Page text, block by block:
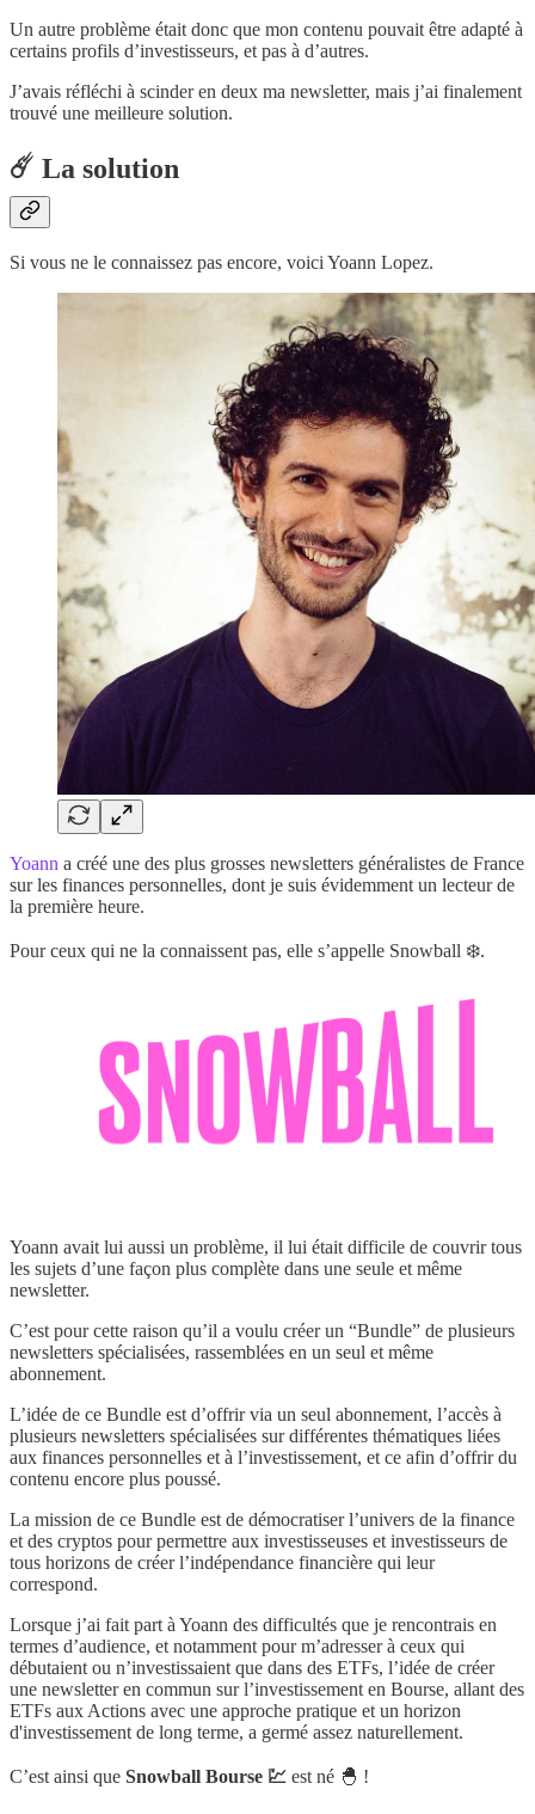
Un autre problème était donc que mon contenu pouvait être adapté à
certains profils d’investisseurs, et pas à d’autres.
J’avais réfléchi à scinder en deux ma newsletter, mais j’ai finalement
trouvé une meilleure solution.
☄️ La solution
Si vous ne le connaissez pas encore, voici Yoann Lopez.
Yoann a créé une des plus grosses newsletters généralistes de France
sur les finances personnelles, dont je suis évidemment un lecteur de
la première heure.
Pour ceux qui ne la connaissent pas, elle s’appelle Snowball ❄️.
Yoann avait lui aussi un problème, il lui était difficile de couvrir tous
les sujets d’une façon plus complète dans une seule et même
newsletter.
C’est pour cette raison qu’il a voulu créer un “Bundle” de plusieurs
newsletters spécialisées, rassemblées en un seul et même
abonnement.
L’idée de ce Bundle est d’offrir via un seul abonnement, l’accès à
plusieurs newsletters spécialisées sur différentes thématiques liées
aux finances personnelles et à l’investissement, et ce afin d’offrir du
contenu encore plus poussé.
La mission de ce Bundle est de démocratiser l’univers de la finance
et des cryptos pour permettre aux investisseuses et investisseurs de
tous horizons de créer l’indépendance financière qui leur
correspond.
Lorsque j’ai fait part à Yoann des difficultés que je rencontrais en
termes d’audience, et notamment pour m’adresser à ceux qui
débutaient ou n’investissaient que dans des ETFs, l’idée de créer
une newsletter en commun sur l’investissement en Bourse, allant des
ETFs aux Actions avec une approche pratique et un horizon
d'investissement de long terme, a germé assez naturellement.
C’est ainsi que Snowball Bourse 💹 est né 🐣 !